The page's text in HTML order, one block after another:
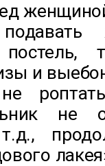
и
не